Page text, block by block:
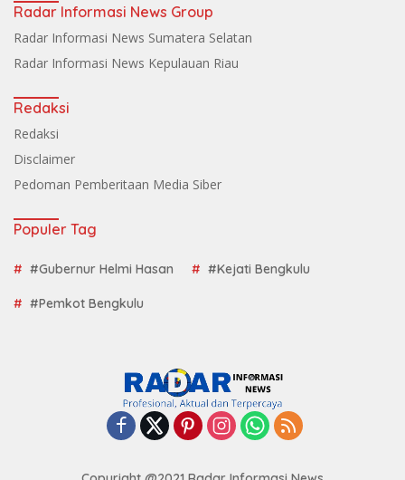
Radar Informasi News Group
Radar Informasi News Sumatera Selatan
Radar Informasi News Kepulauan Riau
Redaksi
Redaksi
Disclaimer
Pedoman Pemberitaan Media Siber
Populer Tag
#Gubernur Helmi Hasan #Kejati Bengkulu
#Pemkot Bengkulu